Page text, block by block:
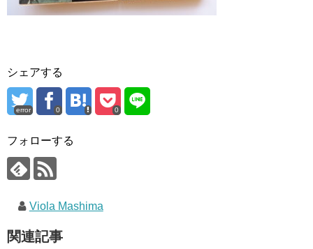
シェアする
error 0 0
フォローする
Viola Mashima
関連記事